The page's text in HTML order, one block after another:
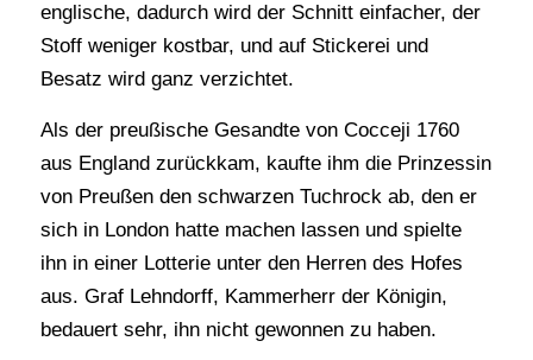
englische, dadurch wird der Schnitt einfacher, der
Stoff weniger kostbar, und auf Stickerei und
Besatz wird ganz verzichtet.
Als der preußische Gesandte von Cocceji 1760
aus England zurückkam, kaufte ihm die Prinzessin
von Preußen den schwarzen Tuchrock ab, den er
sich in London hatte machen lassen und spielte
ihn in einer Lotterie unter den Herren des Hofes
aus. Graf Lehndorff, Kammerherr der Königin,
bedauert sehr, ihn nicht gewonnen zu haben.